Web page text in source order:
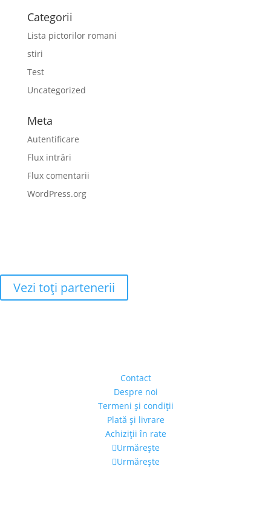
Categorii
Lista pictorilor romani
stiri
Test
Uncategorized
Meta
Autentificare
Flux intrări
Flux comentarii
WordPress.org
Vezi toţi partenerii
Contact
Despre noi
Termeni şi condiţii
Plată şi livrare
Achiziţii în rate
Urmărește
Urmărește